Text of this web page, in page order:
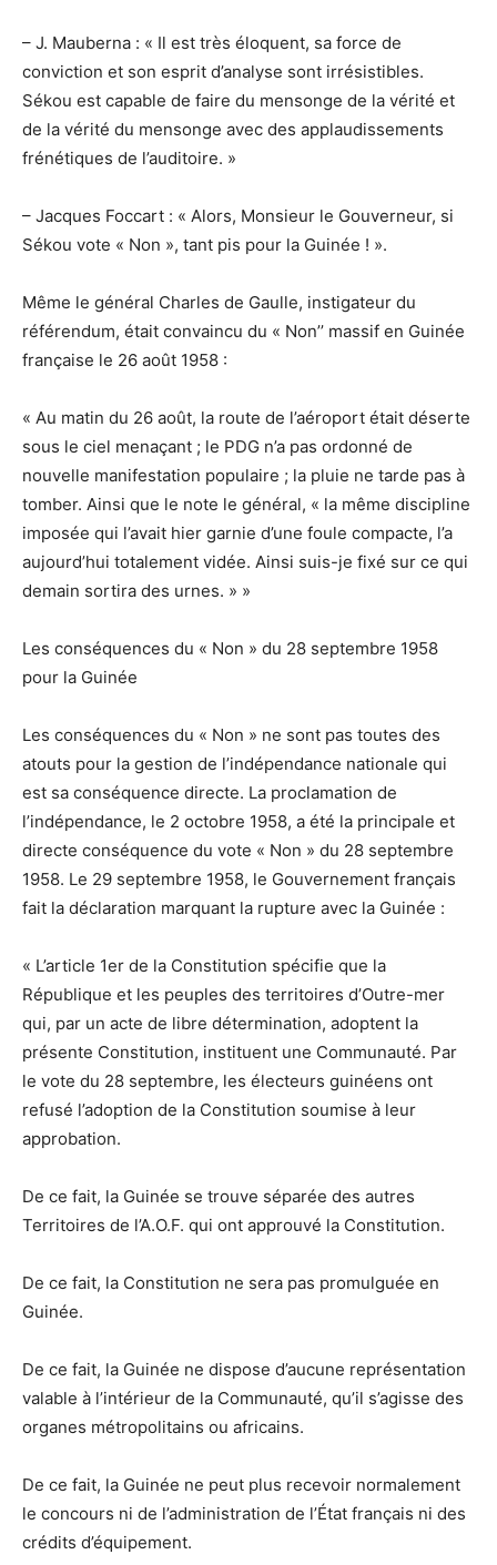
– J. Mauberna : « Il est très éloquent, sa force de
conviction et son esprit d’analyse sont irrésistibles.
Sékou est capable de faire du mensonge de la vérité et
de la vérité du mensonge avec des applaudissements
frénétiques de l’auditoire. »
– Jacques Foccart : « Alors, Monsieur le Gouverneur, si
Sékou vote « Non », tant pis pour la Guinée ! ».
Même le général Charles de Gaulle, instigateur du
référendum, était convaincu du « Non’’ massif en Guinée
française le 26 août 1958 :
« Au matin du 26 août, la route de l’aéroport était déserte
sous le ciel menaçant ; le PDG n’a pas ordonné de
nouvelle manifestation populaire ; la pluie ne tarde pas à
tomber. Ainsi que le note le général, « la même discipline
imposée qui l’avait hier garnie d’une foule compacte, l’a
aujourd’hui totalement vidée. Ainsi suis-je fixé sur ce qui
demain sortira des urnes. » »
Les conséquences du « Non » du 28 septembre 1958
pour la Guinée
Les conséquences du « Non » ne sont pas toutes des
atouts pour la gestion de l’indépendance nationale qui
est sa conséquence directe. La proclamation de
l’indépendance, le 2 octobre 1958, a été la principale et
directe conséquence du vote « Non » du 28 septembre
1958. Le 29 septembre 1958, le Gouvernement français
fait la déclaration marquant la rupture avec la Guinée :
« L’article 1er de la Constitution spécifie que la
République et les peuples des territoires d’Outre-mer
qui, par un acte de libre détermination, adoptent la
présente Constitution, instituent une Communauté. Par
le vote du 28 septembre, les électeurs guinéens ont
refusé l’adoption de la Constitution soumise à leur
approbation.
De ce fait, la Guinée se trouve séparée des autres
Territoires de l’A.O.F. qui ont approuvé la Constitution.
De ce fait, la Constitution ne sera pas promulguée en
Guinée.
De ce fait, la Guinée ne dispose d’aucune représentation
valable à l’intérieur de la Communauté, qu’il s’agisse des
organes métropolitains ou africains.
De ce fait, la Guinée ne peut plus recevoir normalement
le concours ni de l’administration de l’État français ni des
crédits d’équipement.